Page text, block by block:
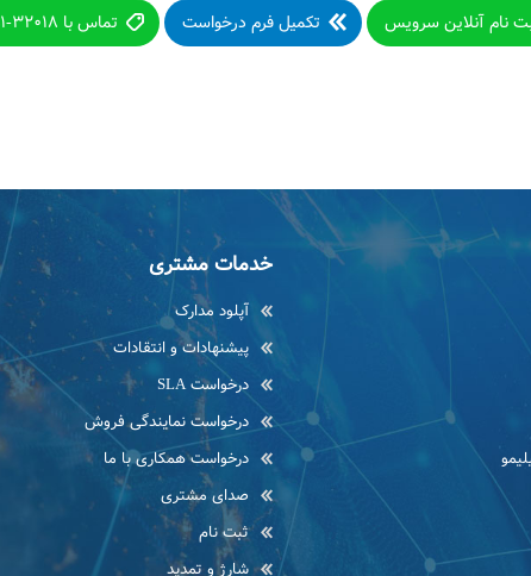
نام آنلاین سرویس تکمیل فرم درخواست تماس با ۳۲۰۱۸-۰۵۱
خدمات مشتری
آپلود مدارک
پیشنهادات و انتقادات
درخواست SLA
درخواست نمایندگی فروش
درخواست همکاری با ما
صدای مشتری
ثبت نام
شارژ و تمدید